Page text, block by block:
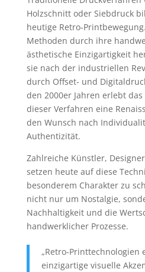
Holzschnitt oder Siebdruck
heutige Retro-
Methoden durch ihre
ästhetische Einzigartigkeit
sie nach der industriellen
durch Offset- und
den 2000er Jahren erlebt
dieser Verfahren eine
den Wunsch nach
Authentizität.
Zahlreiche Künstler,
setzen heute auf diese
besonderem Charakter zu
nicht nur um Nostalgie,
Nachhaltigkeit und die
handwerklicher Prozesse.
„Retro-Printtechnologien
einzigartige visuelle